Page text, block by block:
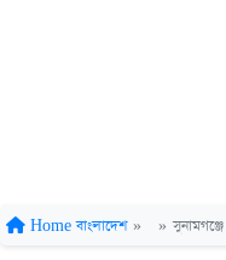
Home বাংলাদেশ » »